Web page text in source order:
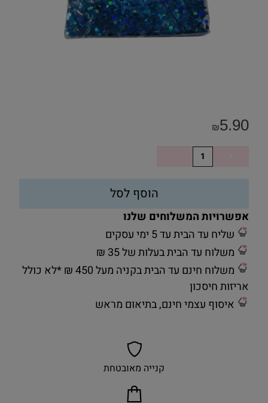
₪5.90
הוסף לסל
אפשרויות המשלוחים שלנו
שליח עד הבית עד 5 ימי עסקים
משלוח עד הבית בעלות של 35 ₪
משלוח חינם עד הבית בקניה מעל 450 ₪ *לא כולל
אריזות חיסכון
איסוף עצמי חינם, בתיאום מראש
קנייה מאובטחת